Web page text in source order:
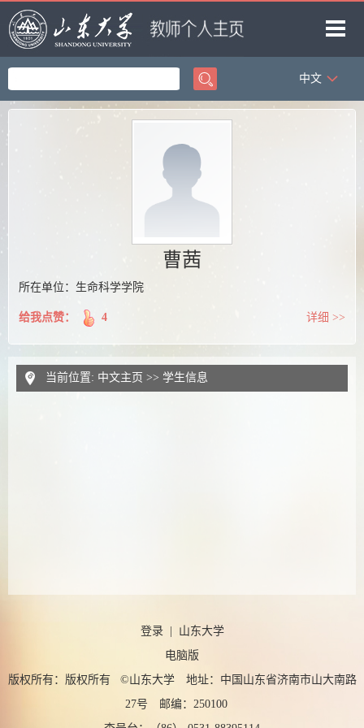
首页
教师博客
中文
曹茜
所在单位：生命科学学院
给我点赞： 4 详细 >>
当前位置: 中文主页 >> 学生信息
登录| 山东大学
电脑版
版权所有：版权所有 ©山东大学 地址：中国山东省济南市山大南路
27号 邮编：250100